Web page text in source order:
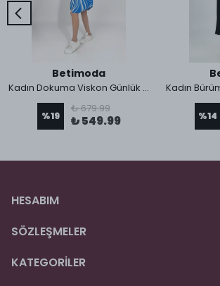
Betimoda
Kadın Dokuma Viskon Günlük Rahat Gömlek Yaka Elbise
%19
₺ 679.99
₺ 549.99 %14
HESABIM
SÖZLEŞMELER
KATEGORİLER